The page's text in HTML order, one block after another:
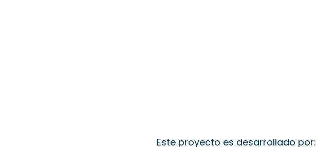
Este proyecto es desarrollado por: